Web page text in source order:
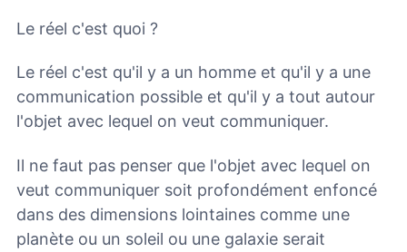
Le réel c'est quoi ?
Le réel c'est qu'il y a un homme et qu'il y a une
communication possible et qu'il y a tout autour
l'objet avec lequel on veut communiquer.
Il ne faut pas penser que l'objet avec lequel on
veut communiquer soit profondément enfoncé
dans des dimensions lointaines comme une
planète ou un soleil ou une galaxie serait